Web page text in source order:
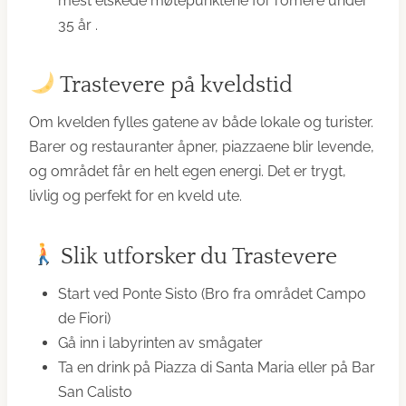
35 år .
Trastevere på kveldstid
Om kvelden fylles gatene av både lokale og turister.
Barer og restauranter åpner, piazzaene blir levende,
og området får en helt egen energi. Det er trygt,
livlig og perfekt for en kveld ute.
Slik utforsker du Trastevere
Start ved Ponte Sisto (Bro fra området Campo
de Fiori)
Gå inn i labyrinten av smågater
Ta en drink på Piazza di Santa Maria eller på Bar
San Calisto